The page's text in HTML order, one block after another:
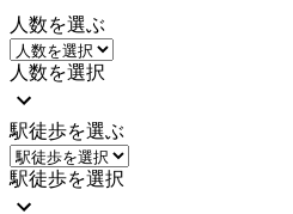
人数を選ぶ
人数を選択
駅徒歩を選ぶ
駅徒歩を選択